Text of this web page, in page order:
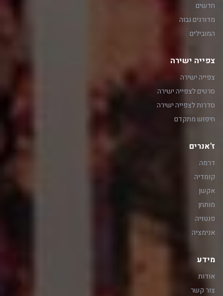
חדשים
מדורגים גבוה
המובילים
צפייה ישירה
צפייה ישירה
סרטים לצפייה ישירה
סדרות לצפייה ישירה
חיפוש מתקדם
ז'אנרים
דרמה
קומדיה
אקשן
מותחן
פנטזיה
אנימציה
מידע
אודות
צור קשר